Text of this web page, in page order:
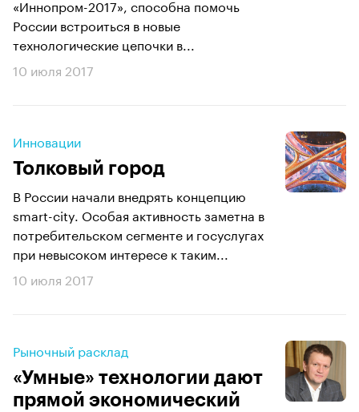
«Иннопром-2017», способна помочь
России встроиться в новые
технологические цепочки в...
10 июля 2017
Инновации
Толковый город
В России начали внедрять концепцию
smart-city. Особая активность заметна в
потребительском сегменте и госуслугах
при невысоком интересе к таким...
10 июля 2017
Рыночный расклад
«Умные» технологии дают
прямой экономический